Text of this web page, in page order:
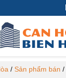
/ Sản phẩm bán /